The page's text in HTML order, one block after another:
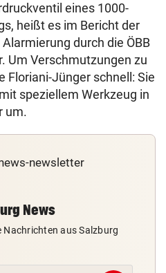
eines 1000-
heißt es im Bericht der
durch die ÖBB
Um Verschmutzungen zu
Floriani-Jünger schnell: Sie
speziellem Werkzeug in
um.
News
aus Salzburg